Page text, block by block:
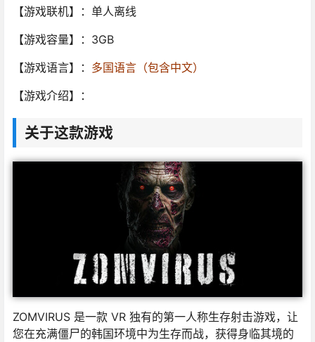
【游戏联机】：单人离线
【游戏容量】：3GB
【游戏语言】： 多国语言（包含中文）
【游戏介绍】：
关于这款游戏
ZOMVIRUS 是一款 VR 独有的第一人称生存射击游戏，让
您在充满僵尸的韩国环境中为生存而战，获得身临其境的